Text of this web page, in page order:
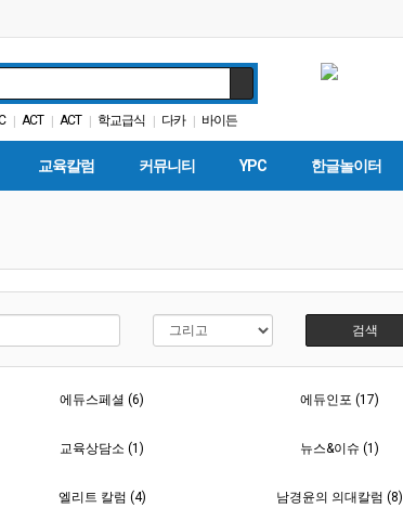
| ACT | ACT | 학교급식 | 다카 | 바이든
| 봉사활동 | DACA | SAT
교육칼럼 커뮤니티 YPC 한글놀이터
검색
에듀스페셜 (6) 에듀인포 (17)
교육상담소 (1) 뉴스&이슈 (1)
엘리트 칼럼 (4) 남경윤의 의대칼럼 (8)